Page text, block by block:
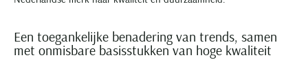
Een toegankelijke benadering van trends, samen
met onmisbare basisstukken van hoge kwaliteit